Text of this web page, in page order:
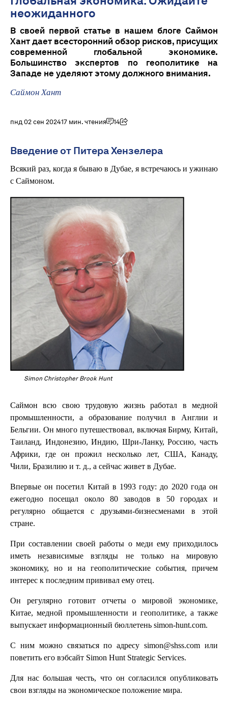
неожиданного
В своей первой статье в нашем блоге Саймон
Хант дает всесторонний обзор рисков, присущих
современной глобальной экономике.
Большинство экспертов по геополитике на
Западе не уделяют этому должного внимания.
Саймон Хант
пнд 02 сен 202417 мин. чтения 14
Введение от Питера Хензелера
Всякий раз, когда я бываю в Дубае, я встречаюсь и ужинаю
с Саймоном.
Simon Christopher Brook Hunt
Саймон всю свою трудовую жизнь работал в медной
промышленности, а образование получил в Англии и
Бельгии. Он много путешествовал, включая Бирму, Китай,
Таиланд, Индонезию, Индию, Шри-Ланку, Россию, часть
Африки, где он прожил несколько лет, США, Канаду,
Чили, Бразилию и т. д., а сейчас живет в Дубае.
Впервые он посетил Китай в 1993 году: до 2020 года он
ежегодно посещал около 80 заводов в 50 городах и
регулярно общается с друзьями-бизнесменами в этой
стране.
При составлении своей работы о меди ему приходилось
иметь независимые взгляды не только на мировую
экономику, но и на геополитические события, причем
интерес к последним прививал ему отец.
Он регулярно готовит отчеты о мировой экономике,
Китае, медной промышленности и геополитике, а также
выпускает информационный бюллетень simon-hunt.com.
С ним можно связаться по адресу simon@shss.com или
поветить его вэбсайт Simon Hunt Strategic Services.
Для нас большая честь, что он согласился опубликовать
свои взгляды на экономическое положение мира.